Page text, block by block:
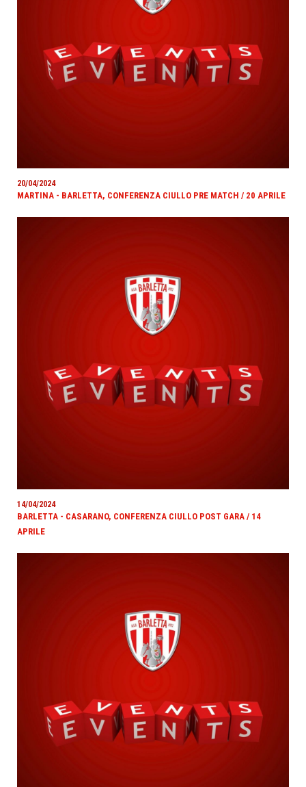
20/04/2024
MARTINA - BARLETTA, CONFERENZA CIULLO PRE MATCH / 20 APRILE
14/04/2024
BARLETTA - CASARANO, CONFERENZA CIULLO POST GARA / 14
APRILE